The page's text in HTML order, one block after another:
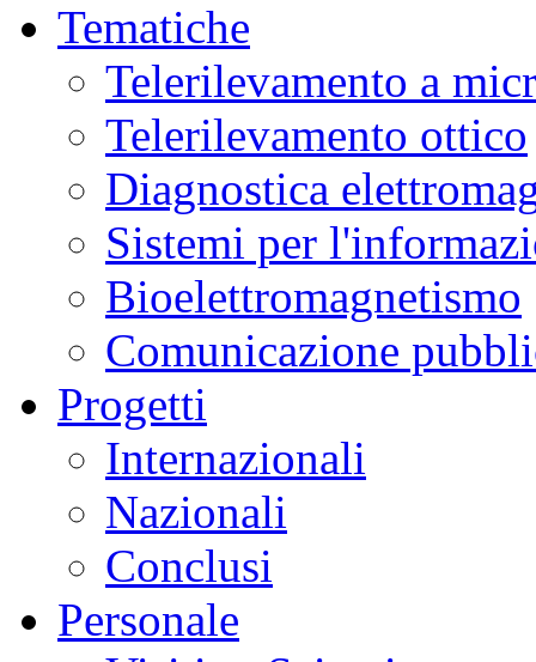
Tematiche
Telerilevamento a
Telerilevamento ottico
Diagnostica
Sistemi per
Bioelettromagnetismo
Comunicazione
Progetti
Internazionali
Nazionali
Conclusi
Personale